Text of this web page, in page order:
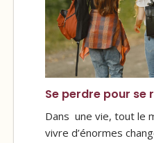
Se perdre pour se
Dans une vie, tout le
vivre d’énormes